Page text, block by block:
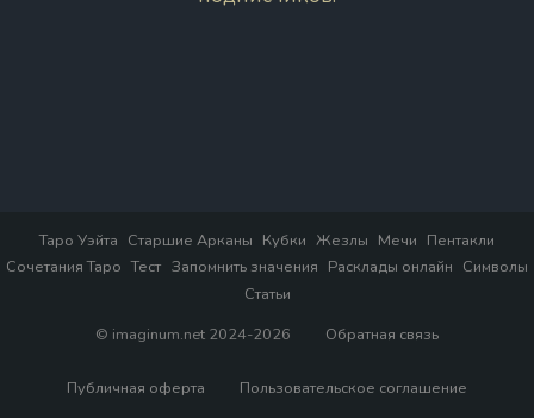
Таро Уэйта Старшие Арканы Кубки Жезлы Мечи Пентакли
Сочетания Таро Тест Запомнить значения Расклады онлайн Символы
Статьи
© imaginum.net 2024-2026
Обратная связь
Публичная оферта Пользовательское соглашение